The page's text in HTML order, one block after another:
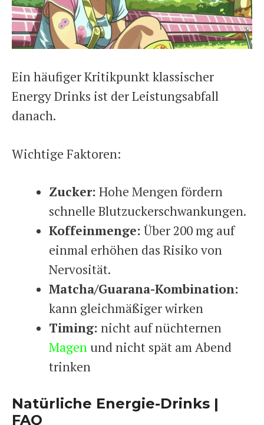
Ein häufiger Kritikpunkt klassischer
Energy Drinks ist der Leistungsabfall
danach.
Wichtige Faktoren:
Zucker: Hohe Mengen fördern
schnelle Blutzuckerschwankungen.
Koffeinmenge: Über 200 mg auf
einmal erhöhen das Risiko von
Nervosität.
Matcha/Guarana-Kombination:
kann gleichmäßiger wirken
Timing: nicht auf nüchternen
Magen und nicht spät am Abend
trinken
Natürliche Energie-Drinks |
FAQ